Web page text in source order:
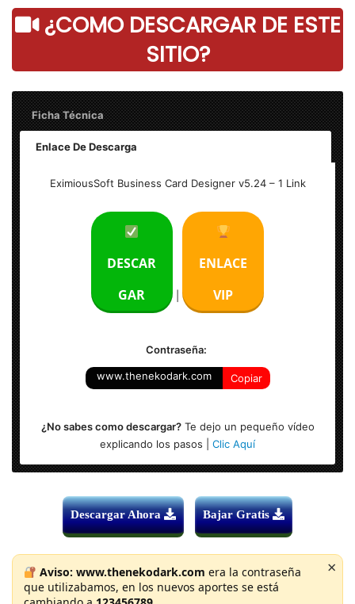
¿COMO DESCARGAR DE ESTE
SITIO?
Ficha Técnica
Enlace De Descarga
– Final 2023
English
Medicina Incl.
EximiousSoft Business Card Designer v5.24 – 1 Link
DESCAR
GAR
ENLACE
VIP
Contraseña:
www.thenekodark.com Copiar
¿No sabes como descargar?Te dejo un pequeño vídeo
explicando los pasos | Clic Aquí
Descargar Ahora Bajar Gratis
Aviso: www.thenekodark.com era la contraseña
que utilizabamos, en los nuevos aportes se está
×